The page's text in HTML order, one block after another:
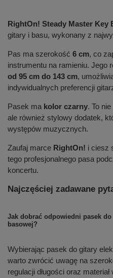
RightOn! Steady Master Key
gitary i basu, wykonany z
Pas ma szerokość 6 cm, co
instrumentu na ramieniu. Jego
od 95 cm do 143 cm,
indywidualnych preferencji
Pasek ma kolor czarny. To
ale również stylowy dodatek,
występów muzycznych.
Zaufaj marce RightOn! i ciesz
tego profesjonalnego pasa
koncertu.
Najczęściej zadawane
Jak dobrać odpowiedni pasek
basowej?
Wybierając pasek do gitary
warto zwrócić uwagę na
regulacji długości oraz